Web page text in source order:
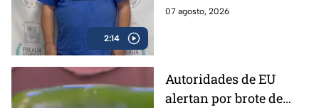
2:14
su hijo
la frontera.
07 agosto, 2026
Autoridades de EU
alertan por brote de